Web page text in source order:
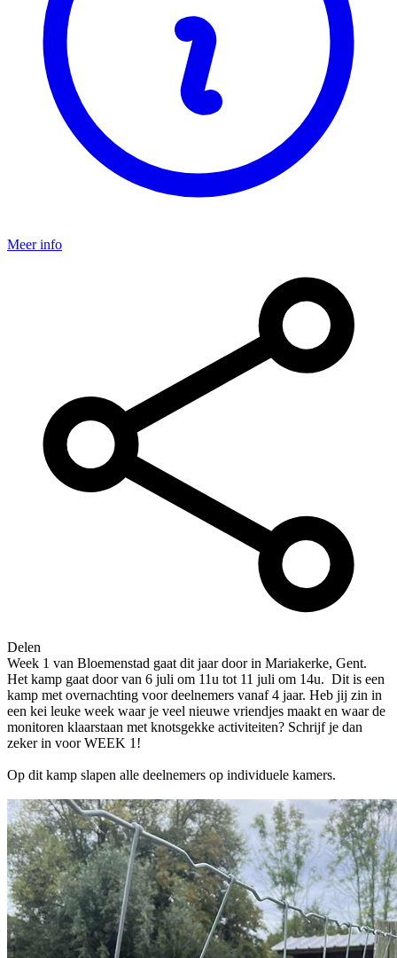
Meer info
Delen
Week 1 van Bloemenstad gaat dit jaar door in Mariakerke, Gent.
Het kamp gaat door van 6 juli om 11u tot 11 juli om 14u. Dit is een
kamp met overnachting voor deelnemers vanaf 4 jaar. Heb jij zin in
een kei leuke week waar je veel nieuwe vriendjes maakt en waar de
monitoren klaarstaan met knotsgekke activiteiten? Schrijf je dan
zeker in voor WEEK 1!
Op dit kamp slapen alle deelnemers op individuele kamers.